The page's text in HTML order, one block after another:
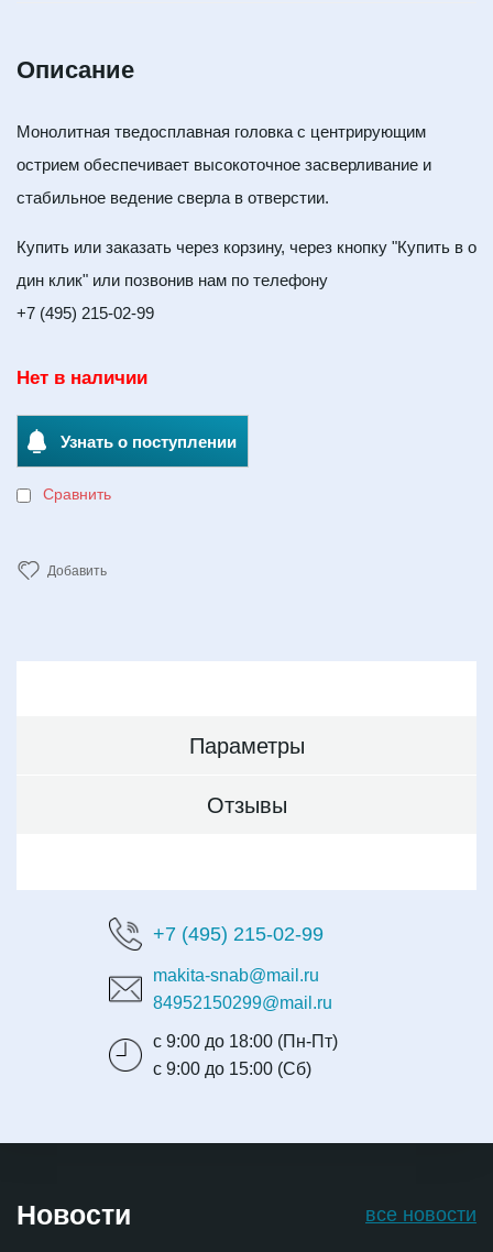
Нет в наличии
Узнать о поступлении
Сравнить
Добавить
Описание
Монолитная тведосплавная головка с центрирующим
острием обеспечивает высокоточное засверливание и
стабильное ведение сверла в отверстии.
Купить или заказать через корзину, через кнопку "Купить в о
дин клик" или позвонив нам по телефону
+7 (495) 215-02-99
Параметры
Отзывы
+7 (495) 215-02-99
makita-snab@mail.ru
84952150299@mail.ru
с 9:00 до 18:00 (Пн-Пт)
с 9:00 до 15:00 (Сб)
Новости все новости